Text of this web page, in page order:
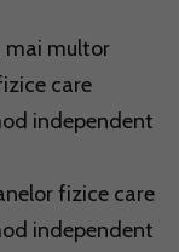
mai multor
care
independent
fizice care
independent